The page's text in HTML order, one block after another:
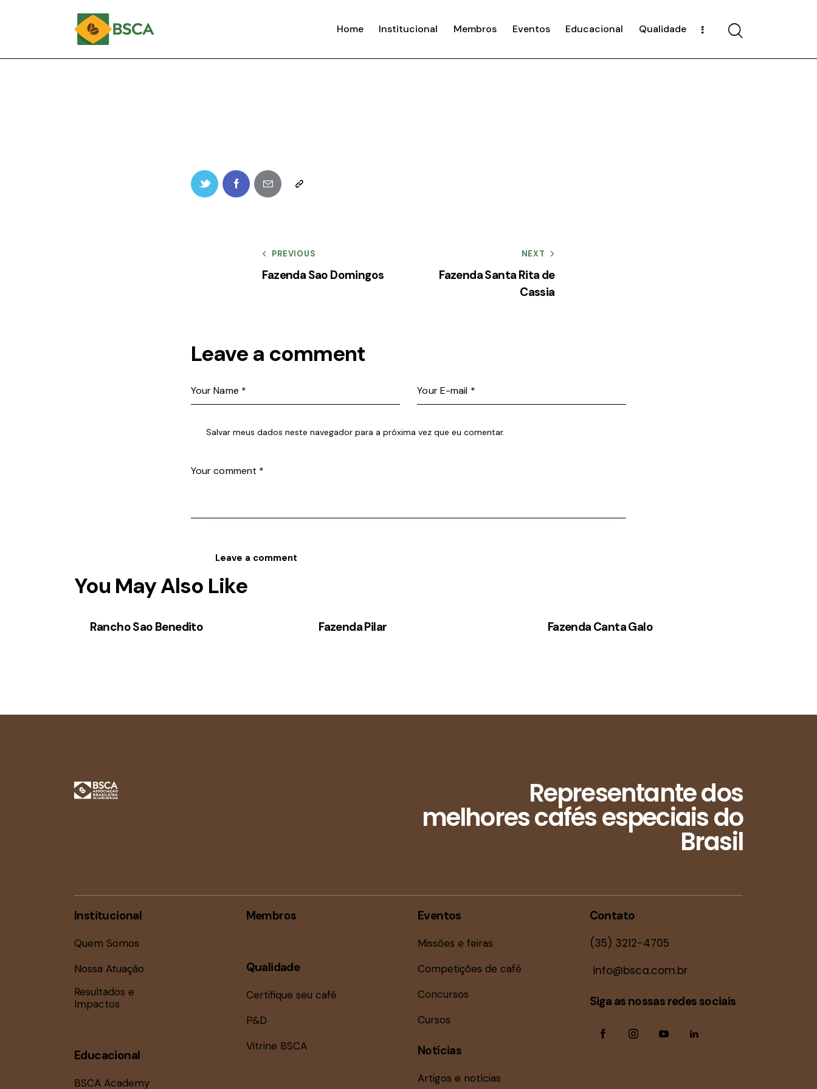
Home Institucional Membros Eventos Educacional Qualidade
PREVIOUS
Fazenda Sao Domingos
NEXT
Fazenda Santa Rita de
Cassia
Leave a comment
Salvar meus dados neste navegador para a próxima vez que eu comentar.
You May Also Like
Rancho Sao Benedito Fazenda Pilar Fazenda Canta Galo
Representante dos
melhores cafés especiais do
Brasil
Institucional
Quem Somos
Nossa Atuação
Resultados e
Impactos
Educacional
BSCA Academy
Membros
Qualidade
Certifique seu café
P&D
Vitrine BSCA
Eventos
Missões e feiras
Competições de café
Concursos
Cursos
Notícias
Artigos e notícias
Contato
(35) 3212-4705
info@bsca.com.br
Siga as nossas redes sociais